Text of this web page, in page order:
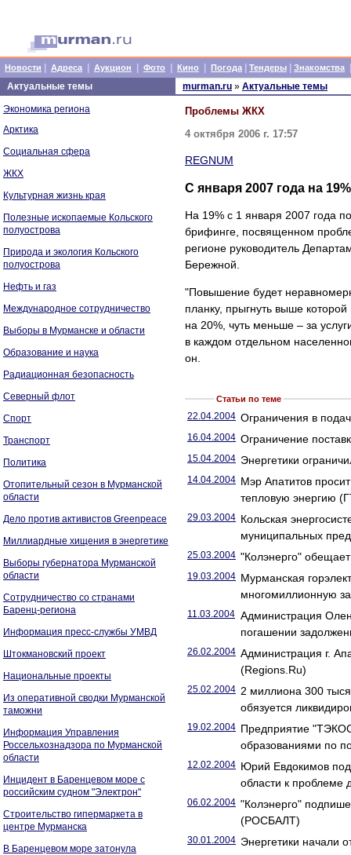
Новости Адреса Аукцион Фото Кино Погода Тендеры Знакомства
Актуальные темы
Экономика региона
Арктика
Социальная сфера
ЖКХ
Культурная жизнь края
Полезные ископаемые Кольского
полуострова
Природа и экология Кольского
полуострова
Нефть и газ
Международное сотрудничество
Выборы в Мурманске и области
Образование и наука
Радиационная безопасность
Северный флот
Спорт
Транспорт
Политика
Отопительный сезон в Мурманской
области
Дело против активистов Greenpeace
Миллиардные хищения в энергетике
Выборы губернатора Мурманской
области
Сотрудничество со странами
Баренц-региона
Информация пресс-службы УМВД
Штокмановский проект
Национальные проекты
Из оперативной сводки Мурманской
таможни
Информация Управления
Россельхознадзора по Мурманской
области
Инцидент в Баренцевом море с
российским судном "Электрон"
Строительство гипермаркета в
центре Мурманска
В Баренцевом море затонула
murman.ru » Актуальные темы
Проблемы ЖКХ
4 октября 2006 г. 17:57
REGNUM
С января 2007 года на
На 19% с 1 января 2007 года
брифинге, посвященном
регионе руководитель
Бережной.
"Повышение будет
планку, прыгнуть выше
на 20%, чуть меньше – за
в каждом отдельном
он.
Статьи по теме
22.04.2004 Ограничения в
16.04.2004 Ограничение
15.04.2004 Энергетики
14.04.2004 Мэр Апатитов
тепловую энергию
29.03.2004 Кольская
муниципальных
25.03.2004 "Колэнерго"
19.03.2004 Мурманская
многомиллионную
11.03.2004 Администрация
погашении
26.02.2004 Администрация г.
(Regions.Ru)
25.02.2004 2 миллиона 300
обязуется
19.02.2004 Предприятие
образованиями по
12.02.2004 Юрий Евдокимов
области к проблеме
06.02.2004 "Колэнерго"
(РОСБАЛТ)
30.01.2004 Энергетики начали